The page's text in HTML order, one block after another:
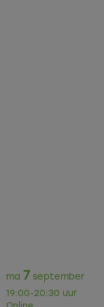
ma 7 september
19:00-20:30 uur